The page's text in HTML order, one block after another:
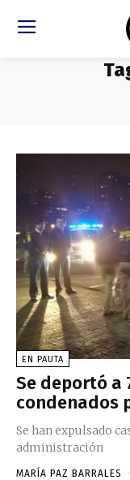
EN PAUTA
Se deportó a
condenados
Se han expulsado
administración
MARÍA PAZ BARRALES -